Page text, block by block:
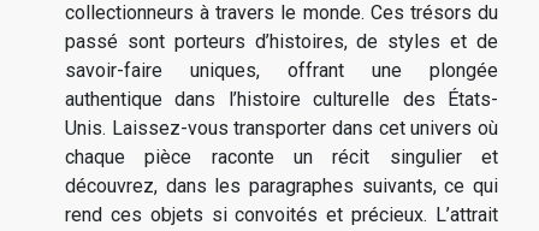
collectionneurs à travers le monde. Ces trésors du
passé sont porteurs d’histoires, de styles et de
savoir-faire uniques, offrant une plongée
authentique dans l’histoire culturelle des États-
Unis. Laissez-vous transporter dans cet univers où
chaque pièce raconte un récit singulier et
découvrez, dans les paragraphes suivants, ce qui
rend ces objets si convoités et précieux. L’attrait